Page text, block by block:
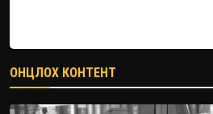
ОНЦЛОХ КОНТЕНТ